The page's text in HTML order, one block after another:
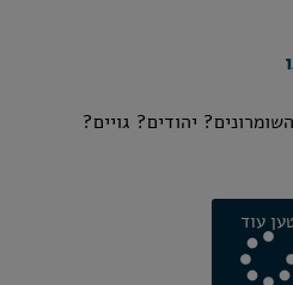
יהודים? גויים?
עוד